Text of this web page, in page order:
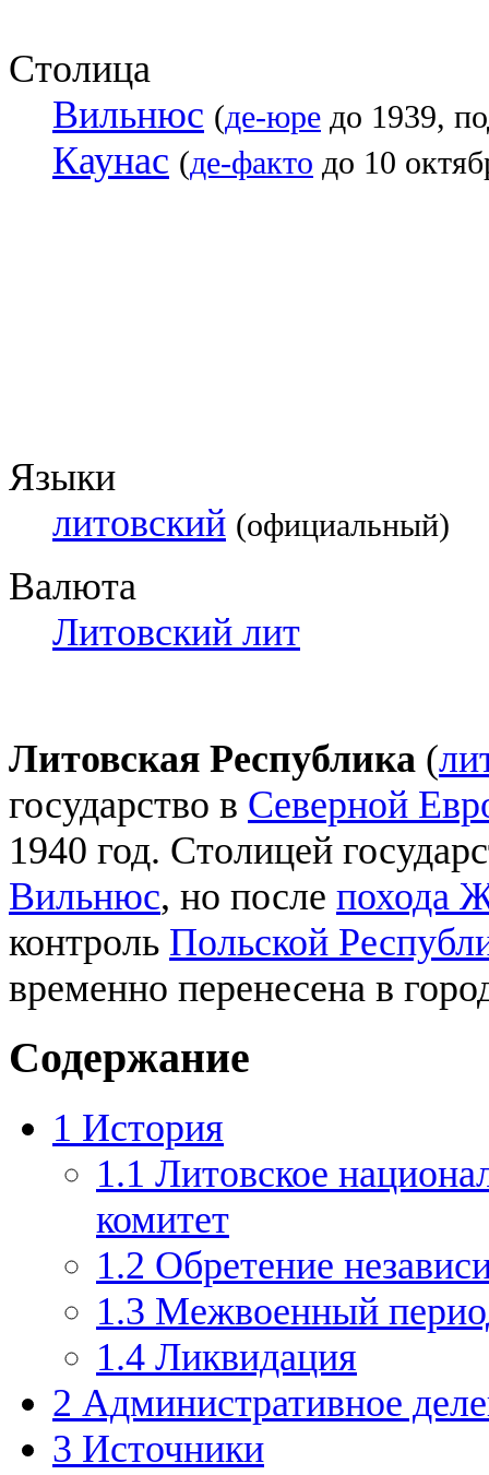
Столица
Вильнюс (де-юре до 1939,
Каунас (де-факто до 10
Языки
литовский (официальный)
Валюта
Литовский лит
Литовская Республика (
государство в Северной
1940 год. Столицей
Вильнюс, но после похода
контроль Польской
временно перенесена в
Содержание
1 История
1.1 Литовское
комитет
1.2 Обретение
1.3 Межвоенный
1.4 Ликвидация
2 Административное
3 Источники